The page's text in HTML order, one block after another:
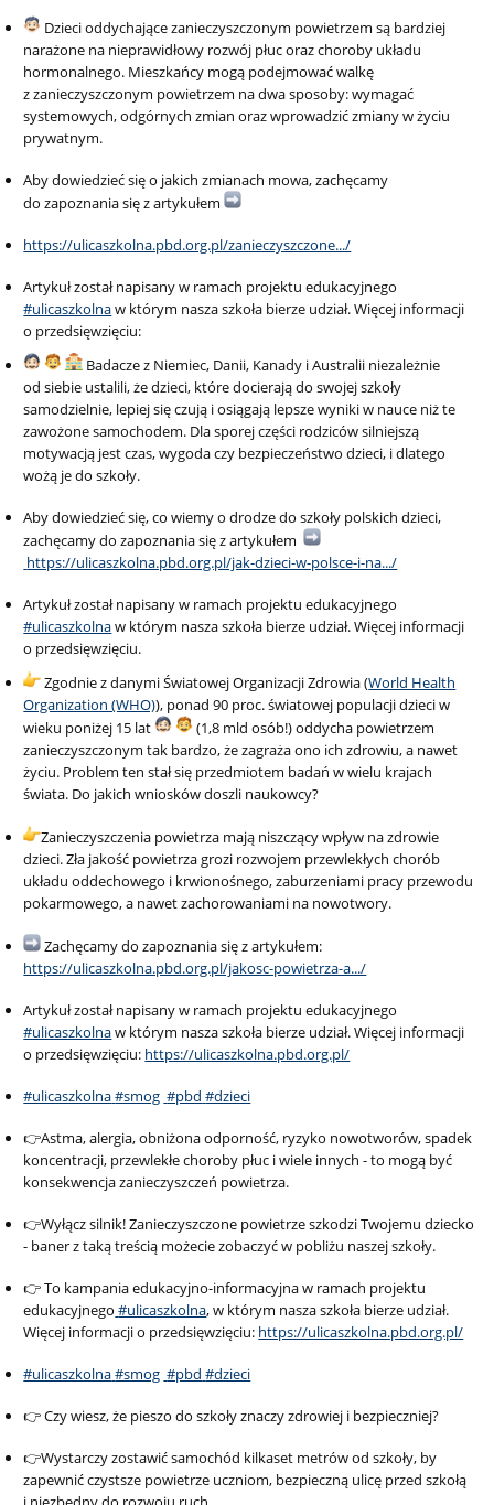
Dzieci oddychające zanieczyszczonym powietrzem są bardziej
narażone na nieprawidłowy rozwój płuc oraz choroby układu
hormonalnego. Mieszkańcy mogą podejmować walkę
z zanieczyszczonym powietrzem na dwa sposoby: wymagać
systemowych, odgórnych zmian oraz wprowadzić zmiany w życiu
prywatnym.
Aby dowiedzieć się o jakich zmianach mowa, zachęcamy
do zapoznania się z artykułem
https://ulicaszkolna.pbd.org.pl/zanieczyszczone.../
Artykuł został napisany w ramach projektu edukacyjnego
#ulicaszkolnaw którym nasza szkoła bierze udział. Więcej informacji
o przedsięwzięciu:
Badacze z Niemiec, Danii, Kanady i Australii niezależnie
od siebie ustalili, że dzieci, które docierają do swojej szkoły
samodzielnie, lepiej się czują i osiągają lepsze wyniki w nauce niż te
zawożone samochodem. Dla sporej części rodziców silniejszą
motywacją jest czas, wygoda czy bezpieczeństwo dzieci, i dlatego
wożą je do szkoły.
Aby dowiedzieć się, co wiemy o drodze do szkoły polskich dzieci,
zachęcamy do zapoznania się z artykułem
https://ulicaszkolna.pbd.org.pl/jak-dzieci-w-polsce-i-na.../
Artykuł został napisany w ramach projektu edukacyjnego
#ulicaszkolnaw którym nasza szkoła bierze udział. Więcej informacji
o przedsięwzięciu.
Zgodnie z danymi Światowej Organizacji Zdrowia (World Health
Organization (WHO)), ponad 90 proc. światowej populacji dzieci w
wieku poniżej 15 lat
(1,8 mld osób!) oddycha powietrzem
zanieczyszczonym tak bardzo, że zagraża ono ich zdrowiu, a nawet
życiu. Problem ten stał się przedmiotem badań w wielu krajach
świata. Do jakich wniosków doszli naukowcy?
Zanieczyszczenia powietrza mają niszczący wpływ na zdrowie
dzieci. Zła jakość powietrza grozi rozwojem przewlekłych chorób
układu oddechowego i krwionośnego, zaburzeniami pracy przewodu
pokarmowego, a nawet zachorowaniami na nowotwory.
Zachęcamy do zapoznania się z artykułem:
https://ulicaszkolna.pbd.org.pl/jakosc-powietrza-a.../
Artykuł został napisany w ramach projektu edukacyjnego
#ulicaszkolnaw którym nasza szkoła bierze udział. Więcej informacji
o przedsięwzięciu: https://ulicaszkolna.pbd.org.pl/
#ulicaszkolna#smog #pbd #dzieci
👉Astma, alergia, obniżona odporność, ryzyko nowotworów, spadek
koncentracji, przewlekłe choroby płuc i wiele innych - to mogą być
konsekwencja zanieczyszczeń powietrza.
👉Wyłącz silnik! Zanieczyszczone powietrze szkodzi Twojemu dziecko
- baner z taką treścią możecie zobaczyć w pobliżu naszej szkoły.
👉 To kampania edukacyjno-informacyjna w ramach projektu
edukacyjnego #ulicaszkolna, w którym nasza szkoła bierze udział.
Więcej informacji o przedsięwzięciu: https://ulicaszkolna.pbd.org.pl/
#ulicaszkolna#smog #pbd #dzieci
👉 Czy wiesz, że pieszo do szkoły znaczy zdrowiej i bezpieczniej?
👉Wystarczy zostawić samochód kilkaset metrów od szkoły, by
zapewnić czystsze powietrze uczniom, bezpieczną ulicę przed szkołą